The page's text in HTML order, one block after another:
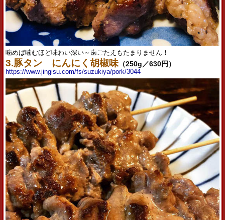
噛めば噛むほど味わい深い～歯ごたえもたまりません！
3.豚タン にんにく胡椒味 （250g／630円）
https://www.jingisu.com/fs/suzukiya/pork/3044